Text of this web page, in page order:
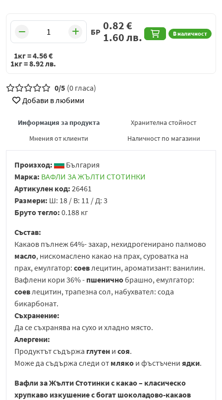
БР В наличност
0.82€
1.60лв.
1кг =4.56€
1кг =8.92лв.
0/5 (0 гласа)
Добави в любими
Информация за продукта
Хранителна стойност
Мнения от клиенти
Наличност по магазини
Произход:
България
Марка: ВАФЛИ ЗА ЖЪЛТИ СТОТИНКИ
Артикулен код: 26461
Размери: Ш: 18 / В: 11 / Д: 3
Бруто тегло: 0.188 кг
Състав:
Какаов пълнеж 64%- захар, нехидрогенирано палмово
масло, нискомаслено какао на прах, суроватка на
прах, емулгатор: соевлецитин, ароматизант: ванилин.
Вафлени кори 36% - пшеничнобрашно, емулгатор:
соевлецитин, трапезна сол, набухвател: сода
бикарбонат.
Съхранение:
Да се съхранява на сухо и хладно място.
Алергени:
Продуктът съдържа глутен и соя.
Може да съдържа следи от мляко и фъстъчени ядки.
Вафли за Жълти Стотинки с какао – класическо
хрупкаво изкушение с богат шоколадово-какаов